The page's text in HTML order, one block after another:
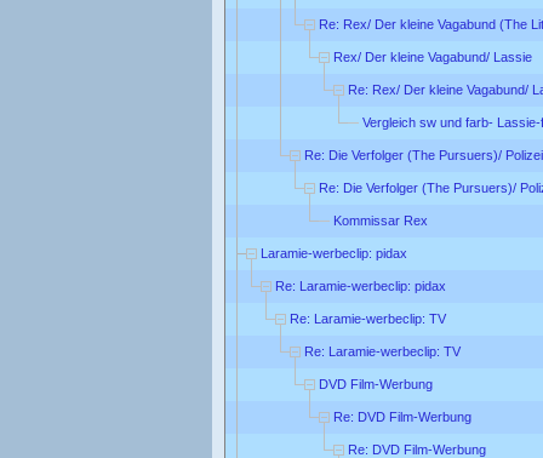
Re: Rex/ Der kleine Vagabund (The
Rex/ Der kleine Vagabund/ Lassie
Re: Rex/ Der kleine Vagabund/
Vergleich sw und farb- Lassie-
Re: Die Verfolger (The Pursuers)/
Re: Die Verfolger (The Pursuers)/
Kommissar Rex
Laramie-werbeclip: pidax
Re: Laramie-werbeclip: pidax
Re: Laramie-werbeclip: TV
Re: Laramie-werbeclip: TV
DVD Film-Werbung
Re: DVD Film-Werbung
Re: DVD Film-Werbung